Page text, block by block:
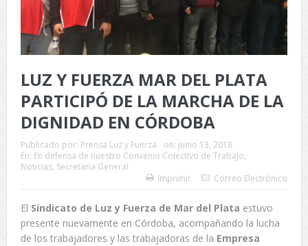
LUZ Y FUERZA MAR DEL PLATA
PARTICIPÓ DE LA MARCHA DE LA
DIGNIDAD EN CÓRDOBA
Publicado por: Prensa Luz y Fuerza on: junio 13, 2018
En: En defensa de nuestro Convenio Colectivo de Trabajo,
Noticias, Secretaría General
Imprimir
Correo Electrónico
El Sindicato de Luz y Fuerza de Mar del Plata estuvo
presente nuevamente en Córdoba, acompañando la lucha
de los trabajadores y las trabajadoras de la Empresa